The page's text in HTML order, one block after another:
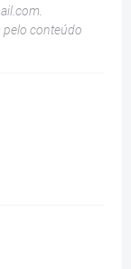
pelo conteúdo